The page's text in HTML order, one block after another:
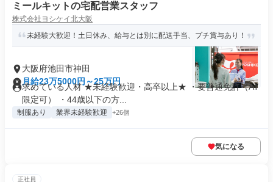
ミールキットの宅配営業スタッフ
株式会社ヨシケイ北大阪
未経験大歓迎！土日休み、給与とは別に配送手当、プチ賞与あり！
大阪府池田市神田
月給23万5000円～25万円
求めている人材 ★未経験歓迎・高卒以上★ ・要普通免許（AT
限定可） ・44歳以下の方...
制服あり 業界未経験歓迎 +26個
気になる
正社員